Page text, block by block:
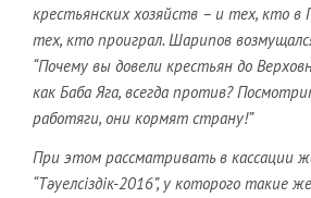
крестьянских хозяйств – и тех, кто в
тех, кто проиграл. Шарипов
“Почему вы довели крестьян до
как Баба Яга, всегда против?
работяги, они кормят страну!”
При этом рассматривать в кассации
“Тәуелсіздік-2016”, у которого такие